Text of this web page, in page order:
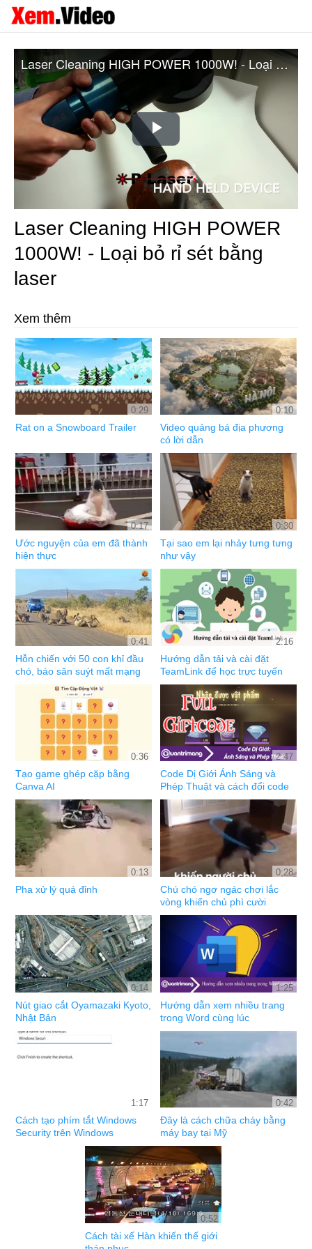
Play
Video
Laser Cleaning HIGH POWER 1000W! - Loại bỏ rỉ sét bằng laser
Laser Cleaning HIGH POWER
1000W! - Loại bỏ rỉ sét bằng
laser
Xem thêm
0:29
Rat on a Snowboard Trailer
0:10
Video quảng bá địa phương
có lời dẫn
0:17
Ước nguyện của em đã thành
hiện thực
0:30
Tại sao em lại nhảy tưng tưng
như vậy
0:41
Hỗn chiến với 50 con khỉ đầu
chó, báo săn suýt mất mạng
2:16
Hướng dẫn tải và cài đặt
TeamLink để học trực tuyến
0:36
Tạo game ghép cặp bằng
Canva AI
2:47
Code Dị Giới Ánh Sáng và
Phép Thuật và cách đổi code
0:13
Pha xử lý quá đỉnh
0:28
Chú chó ngơ ngác chơi lắc
vòng khiến chủ phì cười
0:14
Nút giao cắt Oyamazaki Kyoto,
Nhật Bản
1:25
Hướng dẫn xem nhiều trang
trong Word cùng lúc
1:17
Cách tạo phím tắt Windows
Security trên Windows
0:42
Đây là cách chữa cháy bằng
máy bay tại Mỹ
0:52
Cách tài xế Hàn khiến thế giới